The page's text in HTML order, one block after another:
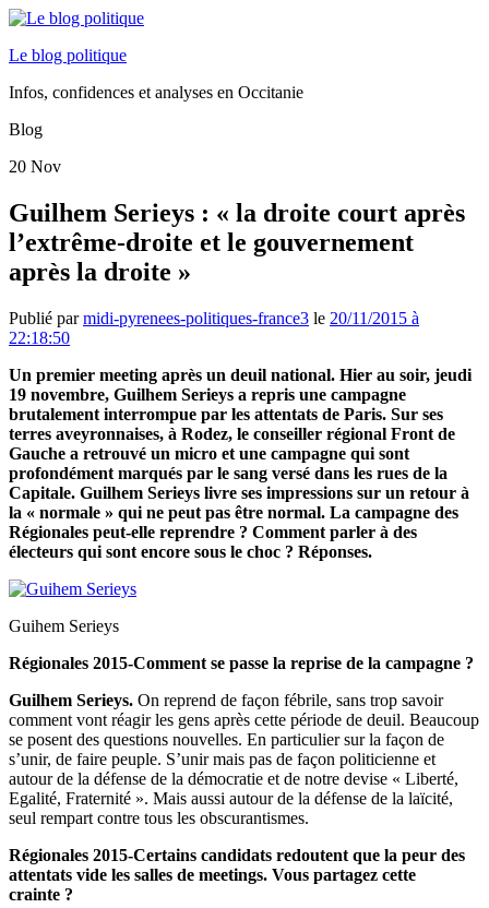
Le blog politique
Infos, confidences et analyses en Occitanie
Blog
20 Nov
Guilhem Serieys : « la droite court après
l’extrême-droite et le gouvernement
après la droite »
Publié parmidi-pyrenees-politiques-france3 le 20/11/2015 à
22:18:50
Un premier meeting après un deuil national. Hier au soir, jeudi
19 novembre, Guilhem Serieys a repris une campagne
brutalement interrompue par les attentats de Paris. Sur ses
terres aveyronnaises, à Rodez, le conseiller régional Front de
Gauche a retrouvé un micro et une campagne qui sont
profondément marqués par le sang versé dans les rues de la
Capitale. Guilhem Serieys livre ses impressions sur un retour à
la « normale » qui ne peut pas être normal. La campagne des
Régionales peut-elle reprendre ? Comment parler à des
électeurs qui sont encore sous le choc ? Réponses.
Guihem Serieys
Régionales 2015-Comment se passe la reprise de la campagne ?
Guilhem Serieys. On reprend de façon fébrile, sans trop savoir
comment vont réagir les gens après cette période de deuil. Beaucoup
se posent des questions nouvelles. En particulier sur la façon de
s’unir, de faire peuple. S’unir mais pas de façon politicienne et
autour de la défense de la démocratie et de notre devise « Liberté,
Egalité, Fraternité ». Mais aussi autour de la défense de la laïcité,
seul rempart contre tous les obscurantismes.
Régionales 2015-Certains candidats redoutent que la peur des
attentats vide les salles de meetings. Vous partagez cette
crainte ?